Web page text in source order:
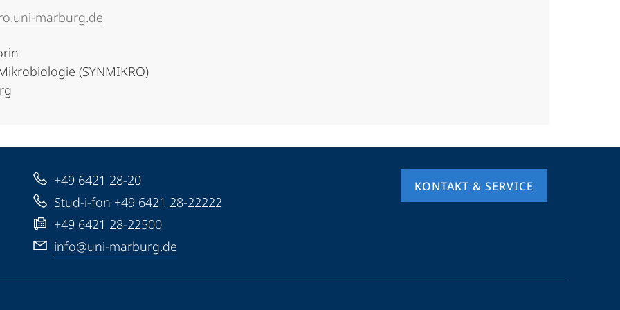
marburg.de
(SYNMIKRO)
+49 6421 28-20
Stud-i-fon +49 6421 28-22222
+49 6421 28-22500
info@uni-marburg.de
KONTAKT & SERVICE